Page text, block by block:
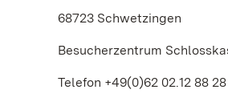
68723 Schwetzingen
Besucherzentrum
Telefon +49(0)62 02.12 88 28